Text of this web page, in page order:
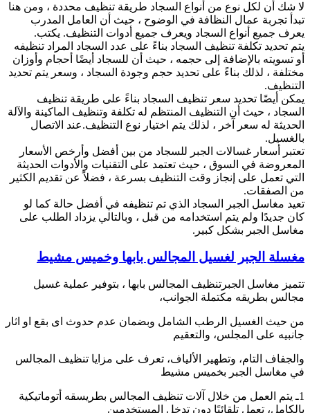
لا شك أن لكل نوع من أنواع السجاد طريقة تنظيف محددة ، ومن هنا
تبدأ تجربة عمال النظافة في الوضوح ، حيث أن العامل المدرب
يعرف جميع أنواع السجاد ويعرف جميع أدوات التنظيف. يكتب.
يتم تحديد تكلفة تنظيف السجاد بناءً على عدد السجاد المراد تنظيفه
أو تسويته بالإضافة إلى حجمه ، حيث أن للسجاد أيضًا أحجام وأوزان
مختلفة ، لذلك بناءً على تحديد حجم وجودة السجاد ، وسعر يتم تحديد
التنظيف.
يمكن أيضًا تحديد سعر تنظيف السجاد بناءً على طريقة تنظيف
السجاد ، حيث أن التنظيف المنتظم له تكلفة وتنظيف الماكينة والآلة
الحديثة له سعر آخر ، لذلك يتم اختيار نوع التنظيف.عند الاتصال
بالغسيل.
تعتبر أسعار غسالات الجبر للسجاد من بين أفضل وأرخص الأسعار
المعروضة في السوق ، حيث تعتمد على التقنيات والأدوات الحديثة
التي تعمل على إنجاز وقت التنظيف بسرعة ، فضلاً عن تقديم الكثير
من الصفقات.
تعيد مغاسل الجبر السجاد الذي تم تنظيفه في أفضل حالة كما لو
كان جديدًا ولم يتم استخدامه من قبل ، وبالتالي يزداد الطلب على
مغاسل الجبر بشكل كبير.
مغسلة الجبر لغسيل المجالس بابها وخميس مشيط
تتميز مغاسل الجبرتنظيف المجالس بابها ، بتوفير عملية غسيل
مجالس بطريقه مكتملة الجوانب،
من حيث الغسيل الرطب الشامل وبضمان عدم حدوث اى بقع او اثار
جانبيه على المجلس، والتعقيم
والجفاف التام، وتطهير الألياف، تعرف على مزايا تنظيف المجالس
في مغاسل الجبر بخميس مشيط
1ـ يتم العمل من خلال آلات تنظيف المجالس بطريسقه أتوماتيكية
بالكامل، تعمل تلقائيًا دون تدخل المستخدمين